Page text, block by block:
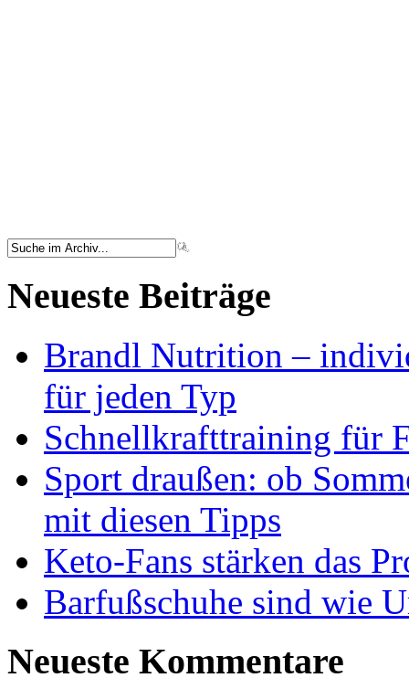
Neueste Beiträge
Brandl Nutrition –
für jeden Typ
Schnellkrafttraining für
Sport draußen: ob
mit diesen Tipps
Keto-Fans stärken das
Barfußschuhe sind wie
Neueste Kommentare